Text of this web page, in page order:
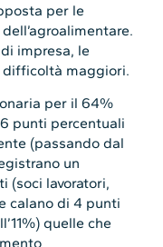
per le
impresa, le
difficoltà maggiori.
per il 64%
punti percentuali
(passando dal
un
(soci lavoratori,
calano di 4 punti
quelle che